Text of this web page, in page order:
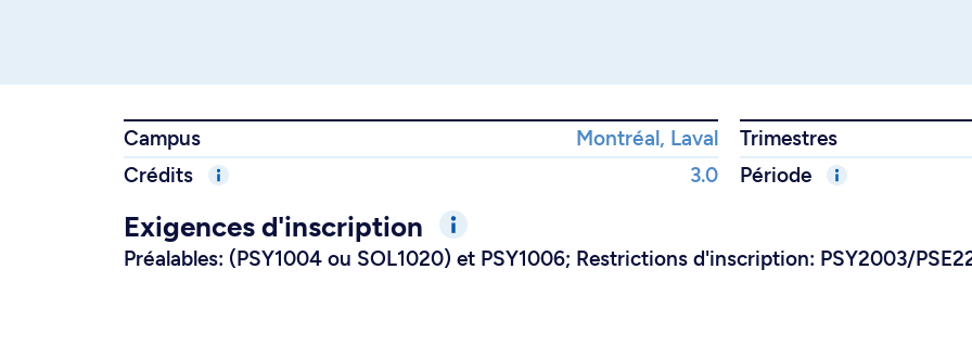
Campus Montréal, Laval Trimestres
Crédits
3.0 Période
Exigences d'inscription
Préalables: (PSY1004 ou SOL1020) et PSY1006; Restrictions d'inscription: PSY2003/